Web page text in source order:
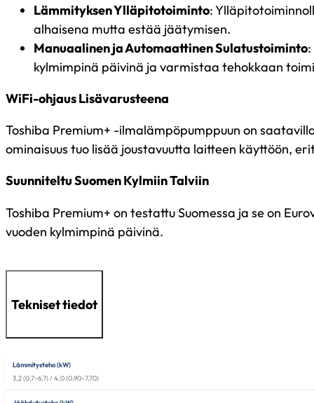
Lämmityksen Ylläpitotoiminto:
alhaisena mutta estää jäätymisen.
Manuaalinen ja Automaattinen Sulatustoiminto
kylmimpinä päivinä ja varmistaa tehokkaan
WiFi-ohjaus Lisävarusteena
Toshiba Premium+ -ilmalämpöpumppuun on
ominaisuus tuo lisää joustavuutta laitteen käyttöön,
Suunniteltu Suomen Kylmiin Talviin
Toshiba Premium+ on testattu Suomessa ja se on
vuoden kylmimpinä päivinä.
Tekniset tiedot
Lämmitysteho (kW)
3,2 (0,7–6,7) / 4,0 (0,90–7,70)